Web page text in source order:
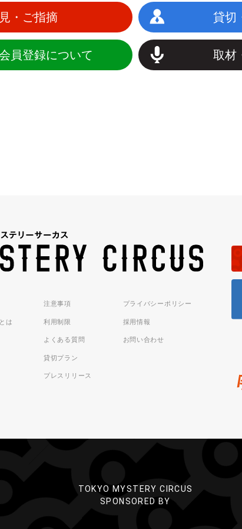
・ご指摘 貸切
員登録について 取材
は
注意事項
利用制限
よくある質問
貸切プラン
プレスリリース
プライバシーポリシー
採用情報
お問い合わせ
TOKYO MYSTERY CIRCUS
SPONSORED BY